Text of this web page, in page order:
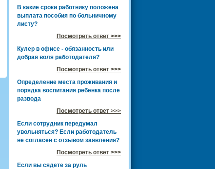
В какие сроки работнику положена
выплата пособия по больничному
листу?
Посмотреть ответ >>>
Кулер в офисе - обязанность или
добрая воля работодателя?
Посмотреть ответ >>>
Определение места проживания и
порядка воспитания ребенка после
развода
Посмотреть ответ >>>
Если сотрудник передумал
увольняться? Если работодатель
не согласен с отзывом заявления?
Посмотреть ответ >>>
Если вы сядете за руль